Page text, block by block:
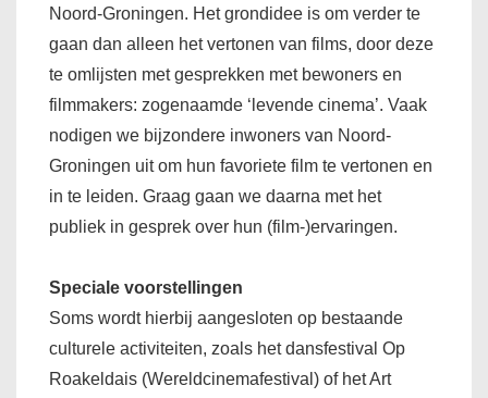
Noord-Groningen. Het grondidee is om verder te
gaan dan alleen het vertonen van films, door deze
te omlijsten met gesprekken met bewoners en
filmmakers: zogenaamde ‘levende cinema’. Vaak
nodigen we bijzondere inwoners van Noord-
Groningen uit om hun favoriete film te vertonen en
in te leiden. Graag gaan we daarna met het
publiek in gesprek over hun (film-)ervaringen.
Speciale voorstellingen
Soms wordt hierbij aangesloten op bestaande
culturele activiteiten, zoals het dansfestival Op
Roakeldais (Wereldcinemafestival) of het Art